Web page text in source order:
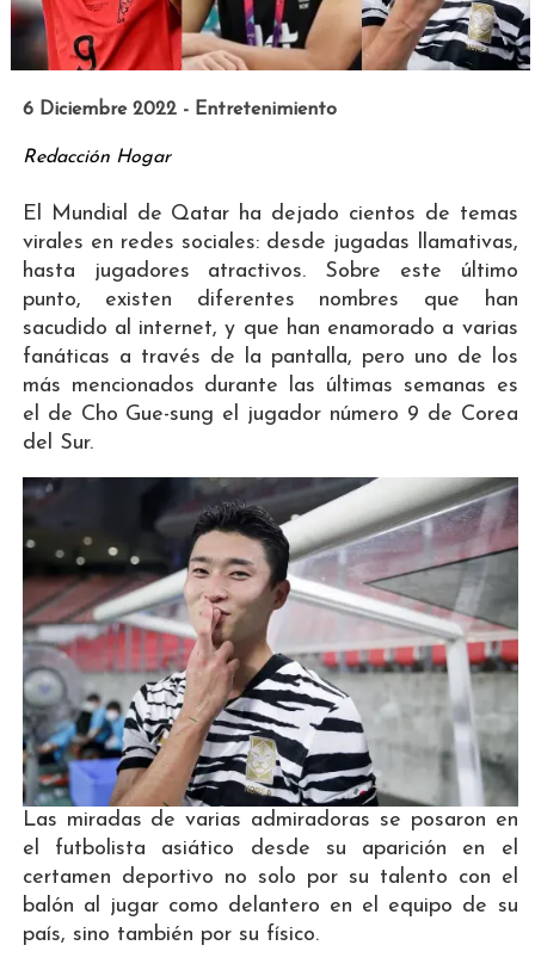
6 Diciembre 2022 - Entretenimiento
Redacción Hogar
El Mundial de Qatar ha dejado cientos de temas
virales en redes sociales: desde jugadas llamativas,
hasta jugadores atractivos. Sobre este último
punto, existen diferentes nombres que han
sacudido al internet, y que han enamorado a varias
fanáticas a través de la pantalla, pero uno de los
más mencionados durante las últimas semanas es
el de Cho Gue-sung el jugador número 9 de Corea
del Sur.
Las miradas de varias admiradoras se posaron en
el futbolista asiático desde su aparición en el
certamen deportivo no solo por su talento con el
balón al jugar como delantero en el equipo de su
país, sino también por su físico.